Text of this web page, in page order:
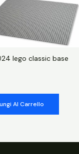
lego classic base
Al Carrello